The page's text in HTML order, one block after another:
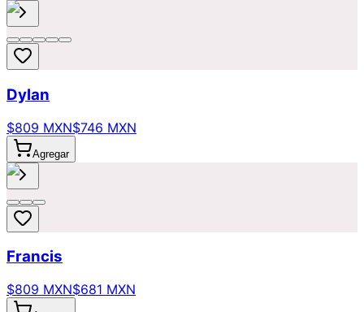
Dylan
$809 MXN$746 MXN
Agregar
Francis
$809 MXN$681 MXN